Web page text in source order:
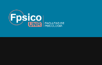
Ir
al